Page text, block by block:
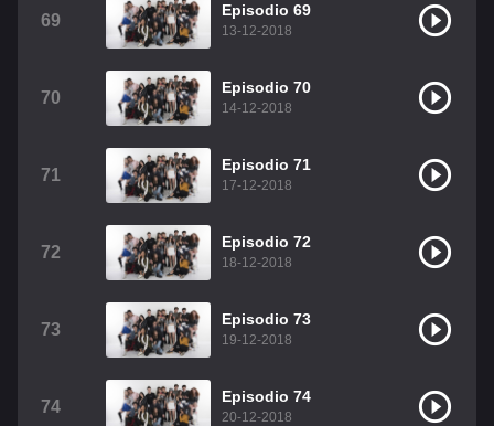
69
Episodio 69
13-12-2018
70
Episodio 70
14-12-2018
71
Episodio 71
17-12-2018
72
Episodio 72
18-12-2018
73
Episodio 73
19-12-2018
74
Episodio 74
20-12-2018